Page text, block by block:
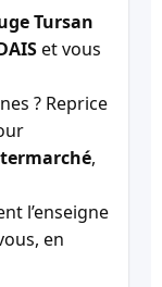
Tursan
et vous
? Reprice
,
l’enseigne
en